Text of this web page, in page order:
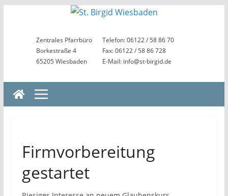
springenZentrales Pfarrbüro
Borkestraße 4
65205 Wiesbaden
Telefon: 06122 / 58 86 70
Fax: 06122 / 58 86 728
E-Mail: info@st-birgid.de
Firmvorbereitung
gestartet